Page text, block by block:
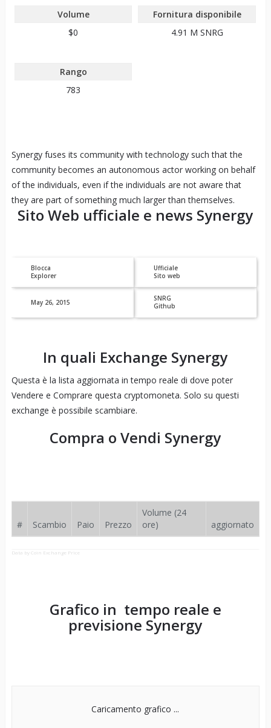
Volume
$0
Fornitura disponibile
4.91 M SNRG
Rango
783
Synergy fuses its community with technology such that the
community becomes an autonomous actor working on behalf
of the individuals, even if the individuals are not aware that
they are part of something much larger than themselves.
Sito Web ufficiale e news Synergy
Blocca
Explorer
Ufficiale
Sito web
May 26, 2015
SNRG
Github
In quali Exchange Synergy
Questa è la lista aggiornata in tempo reale di dove poter
Vendere e Comprare questa cryptomoneta. Solo su questi
exchange è possibile scambiare.
Compra o Vendi Synergy
# Scambio Paio Prezzo
Volume (24
ore)
aggiornato
Data by Coin Exchange Price
Grafico in tempo reale e
previsione Synergy
Caricamento grafico ...